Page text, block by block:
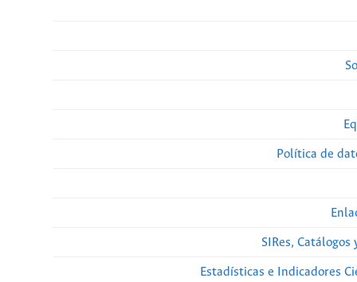
Política de
SIRes, Catálogos
Estadísticas e Indicadores